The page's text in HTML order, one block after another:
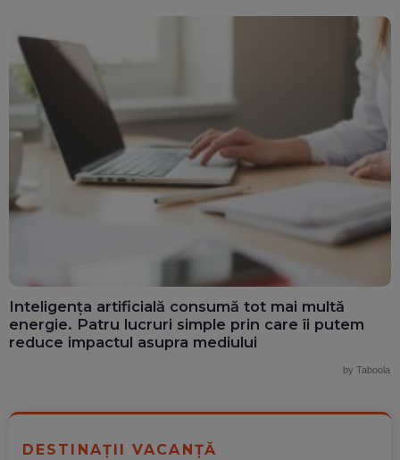
Inteligența artificială consumă tot mai multă
energie. Patru lucruri simple prin care îi putem
reduce impactul asupra mediului
by Taboola
DESTINAȚII VACANȚĂ